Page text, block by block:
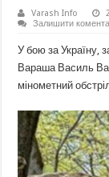
Varash Info
Залишити
У бою за Україну,
Вараша Василь
мінометний